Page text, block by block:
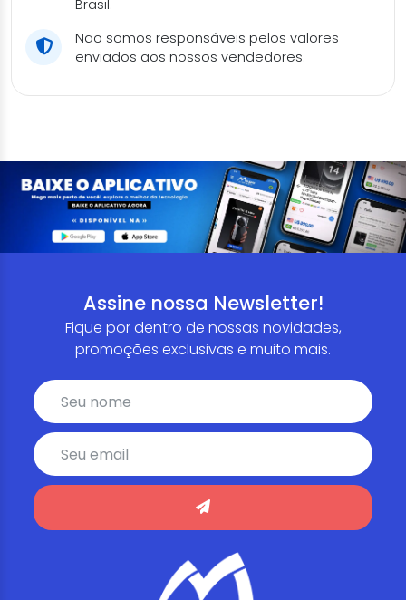
Brasil.
Não somos responsáveis pelos valores
enviados aos nossos vendedores.
Assine nossa Newsletter!
Fique por dentro de nossas novidades,
promoções exclusivas e muito mais.